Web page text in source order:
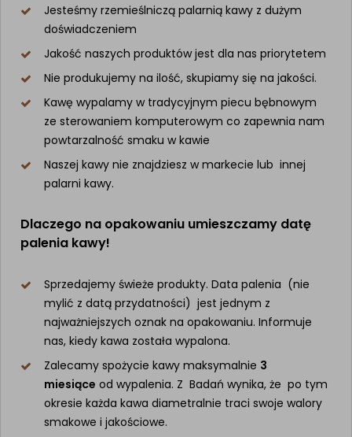
Jesteśmy rzemieślniczą palarnią kawy z dużym
doświadczeniem
Jakość naszych produktów jest dla nas priorytetem
Nie produkujemy na ilość, skupiamy się na jakości.
Kawę wypalamy w tradycyjnym piecu bębnowym
ze sterowaniem komputerowym co zapewnia nam
powtarzalność smaku w kawie
Naszej kawy nie znajdziesz w markecie lub innej
palarni kawy.
Dlaczego na opakowaniu umieszczamy datę
palenia kawy!
Sprzedajemy świeże produkty. Data palenia (nie
mylić z datą przydatności) jest jednym z
najważniejszych oznak na opakowaniu. Informuje
nas, kiedy kawa została wypalona.
Zalecamy spożycie kawy maksymalnie 3
miesiące od wypalenia. Z Badań wynika, że po tym
okresie każda kawa diametralnie traci swoje walory
smakowe i jakościowe.